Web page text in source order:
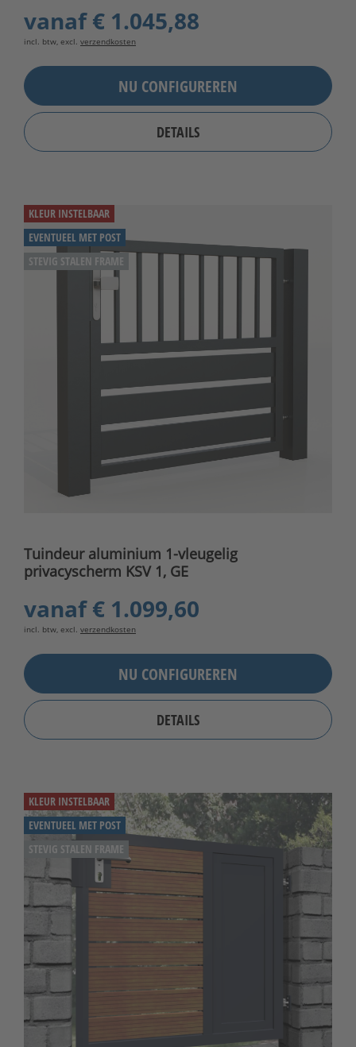
vanaf€ 1.045,88
incl. btw, excl. verzendkosten
NU CONFIGUREREN
DETAILS
KLEUR INSTELBAAR
EVENTUEEL MET POST
STEVIG STALEN FRAME
Tuindeur aluminium 1-vleugelig
privacyscherm KSV 1, GE
vanaf€ 1.099,60
incl. btw, excl. verzendkosten
NU CONFIGUREREN
DETAILS
KLEUR INSTELBAAR
EVENTUEEL MET POST
STEVIG STALEN FRAME